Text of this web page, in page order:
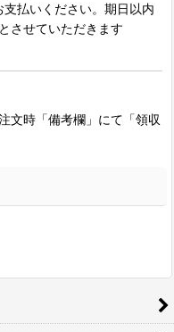
払いください。期日以内
させていただきます
文時「備考欄」にて「領収